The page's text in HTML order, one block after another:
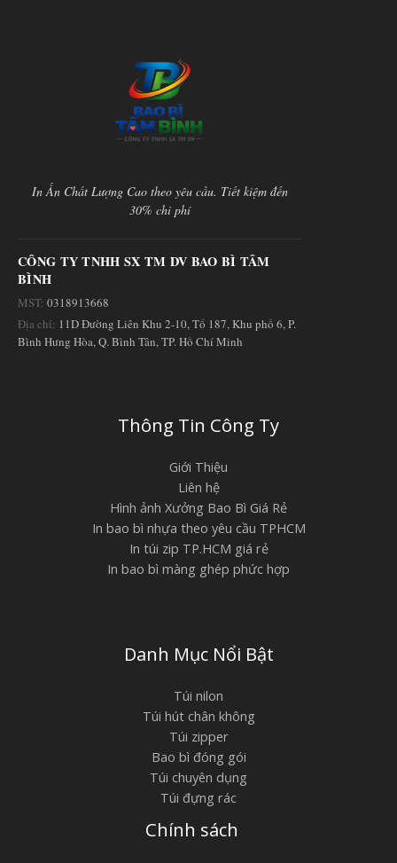
In Ấn Chất Lượng Cao theo yêu cầu. Tiết kiệm đến
30% chi phí
CÔNG TY TNHH SX TM DV BAO BÌ TÂM
BÌNH
MST: 0318913668
Địa chỉ: 11D Đường Liên Khu 2-10, Tổ 187, Khu phố 6, P.
Bình Hưng Hòa, Q. Bình Tân, TP. Hồ Chí Minh
Thông Tin Công Ty
Giới Thiệu
Liên hệ
Hình ảnh Xưởng Bao Bì Giá Rẻ
In bao bì nhựa theo yêu cầu TPHCM
In túi zip TP.HCM giá rẻ
In bao bì màng ghép phức hợp
Danh Mục Nổi Bật
Túi nilon
Túi hút chân không
Túi zipper
Bao bì đóng gói
Túi chuyên dụng
Túi đựng rác
Chính sách